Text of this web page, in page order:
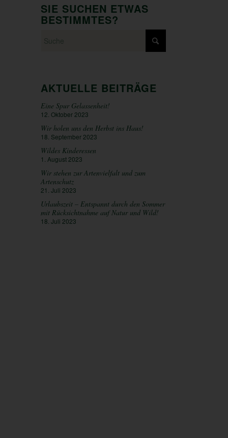
SIE SUCHEN ETWAS
BESTIMMTES?
AKTUELLE BEITRÄGE
Eine Spur Gelassenheit!
12. Oktober 2023
Wir holen uns den Herbst ins Haus!
18. September 2023
Wildes Kinderessen
1. August 2023
Wir stehen zur Artenvielfalt und zum
Artenschutz
21. Juli 2023
Urlaubszeit – Entspannt durch den Sommer
mit Rücksichtnahme auf Natur und Wild!
18. Juli 2023